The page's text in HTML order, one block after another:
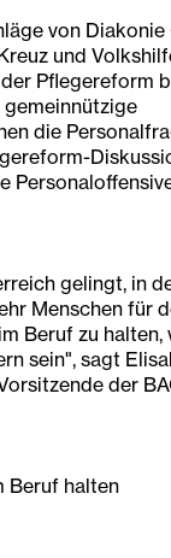
von Diakonie
und
Pflegereform
die
gelingt, in
Menschen für
Beruf zu
sein", sagt
der
Beruf halten